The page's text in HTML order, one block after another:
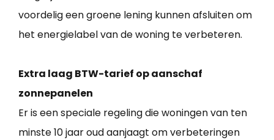
voordelig een groene lening kunnen afsluiten om
het energielabel van de woning te verbeteren.
Extra laag BTW-tarief op aanschaf
zonnepanelen
Er is een speciale regeling die woningen van ten
minste 10 jaar oud aanjaagt om verbeteringen